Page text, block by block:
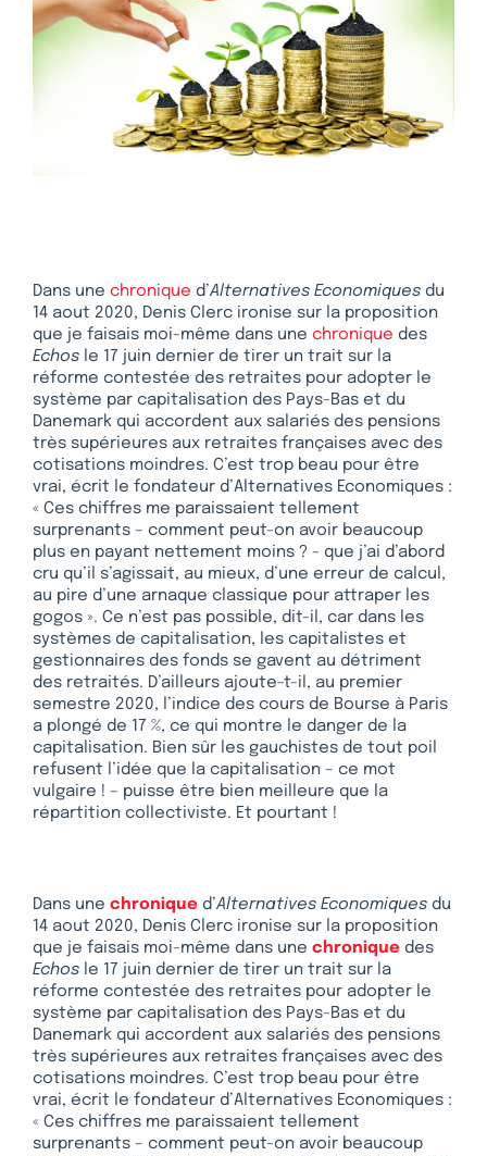
Dans une chronique d’Alternatives Economiques du
14 aout 2020, Denis Clerc ironise sur la proposition
que je faisais moi-même dans une chronique des
Echos le 17 juin dernier de tirer un trait sur la
réforme contestée des retraites pour adopter le
système par capitalisation des Pays-Bas et du
Danemark qui accordent aux salariés des pensions
très supérieures aux retraites françaises avec des
cotisations moindres. C’est trop beau pour être
vrai, écrit le fondateur d’Alternatives Economiques :
« Ces chiffres me paraissaient tellement
surprenants – comment peut-on avoir beaucoup
plus en payant nettement moins ? - que j’ai d’abord
cru qu’il s’agissait, au mieux, d’une erreur de calcul,
au pire d’une arnaque classique pour attraper les
gogos ». Ce n’est pas possible, dit-il, car dans les
systèmes de capitalisation, les capitalistes et
gestionnaires des fonds se gavent au détriment
des retraités. D’ailleurs ajoute-t-il, au premier
semestre 2020, l’indice des cours de Bourse à Paris
a plongé de 17 %, ce qui montre le danger de la
capitalisation. Bien sûr les gauchistes de tout poil
refusent l’idée que la capitalisation – ce mot
vulgaire ! – puisse être bien meilleure que la
répartition collectiviste. Et pourtant !
Dans une chronique d’Alternatives Economiques du
14 aout 2020, Denis Clerc ironise sur la proposition
que je faisais moi-même dans une chronique des
Echos le 17 juin dernier de tirer un trait sur la
réforme contestée des retraites pour adopter le
système par capitalisation des Pays-Bas et du
Danemark qui accordent aux salariés des pensions
très supérieures aux retraites françaises avec des
cotisations moindres. C’est trop beau pour être
vrai, écrit le fondateur d’Alternatives Economiques :
« Ces chiffres me paraissaient tellement
surprenants – comment peut-on avoir beaucoup